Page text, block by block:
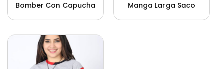
Bomber Con Capucha
Manga Larga Saco